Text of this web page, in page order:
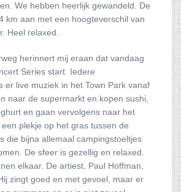
We hebben heerlijk gewandeld. De
km aan met een hoogteverschil van
Heel relaxed.
herinnert mij eraan dat vandaag
Series start. Iedere
er live muziek in het Town Park vanaf
naar de supermarkt en kopen sushi,
en gaan vervolgens naar het
plekje op het gras tussen de
die bijna allemaal campingstoeltjes
De sfeer is gezellig en relaxed.
elkaar. De artiest, Paul Hoffman,
zingt goed en met gevoel, maar er